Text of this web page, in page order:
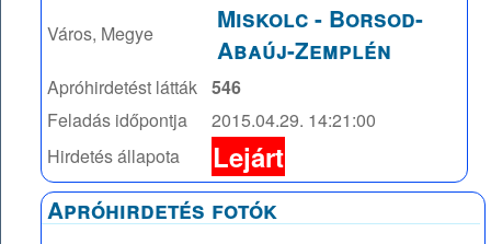
Város, Megye Miskolc- Borsod-
Abaúj-Zemplén
Apróhirdetést látták 546
Feladás időpontja
2015.04.29. 14:21:00
Hirdetés állapota
Lejárt
Apróhirdetés fotók